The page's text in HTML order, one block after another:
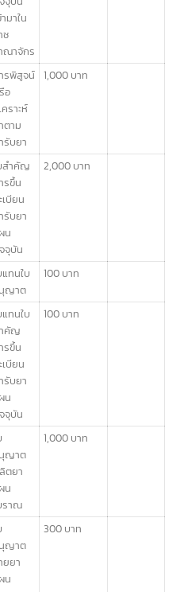
ใบ
อนุญาต
ขายยา
แผน
ปัจจุบัน
เฉพาะยา
บรรจุ
เสร็จ
สำหรับ
สัตว์
ใบ
อนุญาต
นำหรือสั่ง
ยาแผน
ปัจจุบัน
เข้ามาใน
ราช
อาณาจักร
การพิสูจน์
หรือ
วิเคราะห์
ยาตาม
ตำรับยา
ใบสำคัญ
การขึ้น
ทะเบียน
ตำรับยา
แผน
ปัจจุบัน
2,000 บาท
ใบแทนใบ
อนุญาต